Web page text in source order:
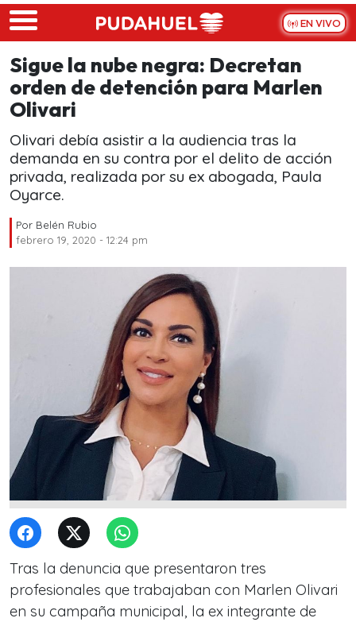
Skip to main content
EN VIVO
Sigue la nube negra: Decretan
orden de detención para Marlen
Olivari
Olivari debía asistir a la audiencia tras la
demanda en su contra por el delito de acción
privada, realizada por su ex abogada, Paula
Oyarce.
Por Belén Rubio
febrero 19, 2020 - 12:24 pm
Tras la denuncia que presentaron tres
profesionales que trabajaban con Marlen Olivari
en su campaña municipal, la ex integrante de